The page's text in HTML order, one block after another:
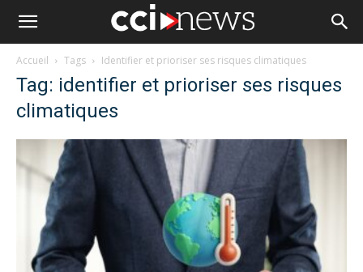
Accueil Tags Identifier et prioriser ses risques climatiques
Tag: identifier et prioriser ses risques
climatiques